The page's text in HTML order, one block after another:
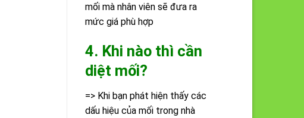
mối mà nhân viên sẽ đưa ra
mức giá phù hợp
4. Khi nào thì cần
diệt mối?
=> Khi bạn phát hiện thấy các
dấu hiệu của mối trong nhà